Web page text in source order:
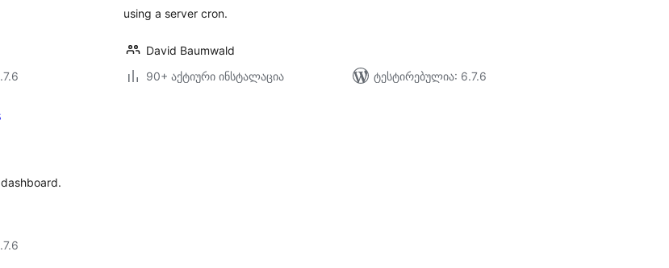
using a server cron.
David Baumwald
90+ აქტიური ინსტალაცია
ტესტირებულია: 6.7.6